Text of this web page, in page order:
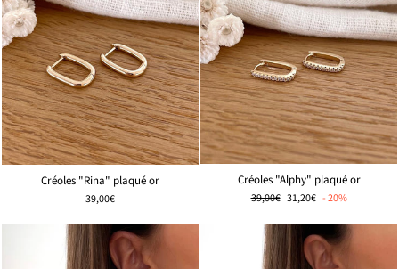
Créoles "Rina" plaqué or
39,00€
Créoles "Alphy" plaqué or
Prix
39,00€ 🌸
DOUX
31,20€ - 20%